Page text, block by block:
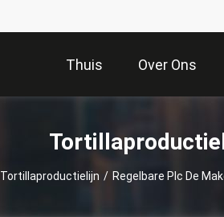
Thuis Over Ons
Tortillaproductielijn / Regelbare Plc De